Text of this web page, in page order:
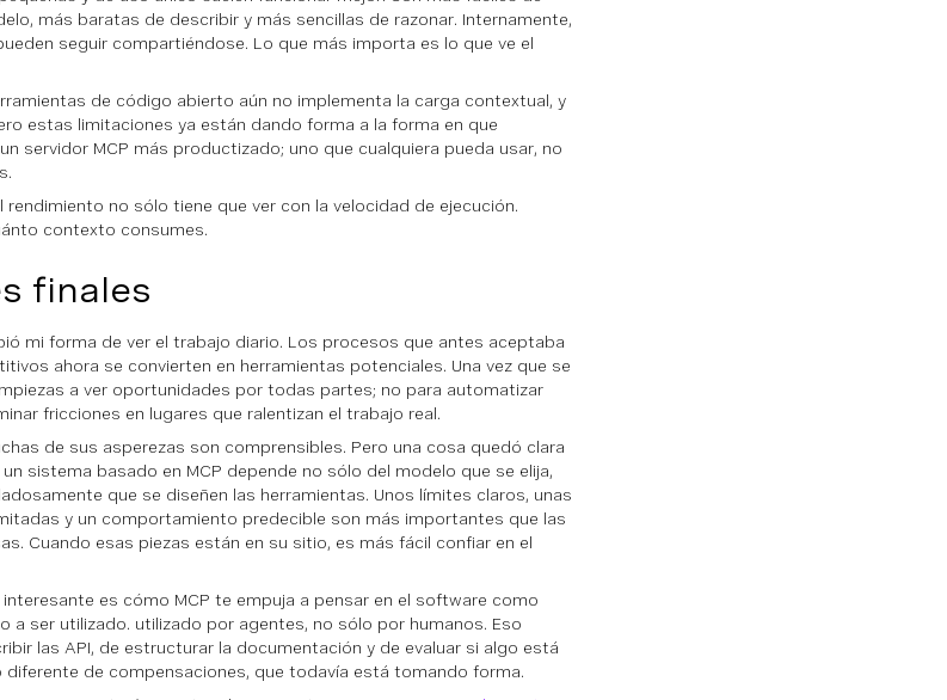
más baratas de describir y más sencillas de razonar. Internamente,
seguir compartiéndose. Lo que más importa es lo que ve el
de código abierto aún no implementa la carga contextual, y
estas limitaciones ya están dando forma a la forma en que
servidor MCP más productizado; uno que cualquiera pueda usar, no
rendimiento no sólo tiene que ver con la velocidad de ejecución.
contexto consumes.
finales
mi forma de ver el trabajo diario. Los procesos que antes aceptaba
ahora se convierten en herramientas potenciales. Una vez que se
a ver oportunidades por todas partes; no para automatizar
fricciones en lugares que ralentizan el trabajo real.
de sus asperezas son comprensibles. Pero una cosa quedó clara
sistema basado en MCP depende no sólo del modelo que se elija,
que se diseñen las herramientas. Unos límites claros, unas
y un comportamiento predecible son más importantes que las
Cuando esas piezas están en su sitio, es más fácil confiar en el
es cómo MCP te empuja a pensar en el software como
a ser utilizado. utilizado por agentes, no sólo por humanos. Eso
las API, de estructurar la documentación y de evaluar si algo está
diferente de compensaciones, que todavía está tomando forma.